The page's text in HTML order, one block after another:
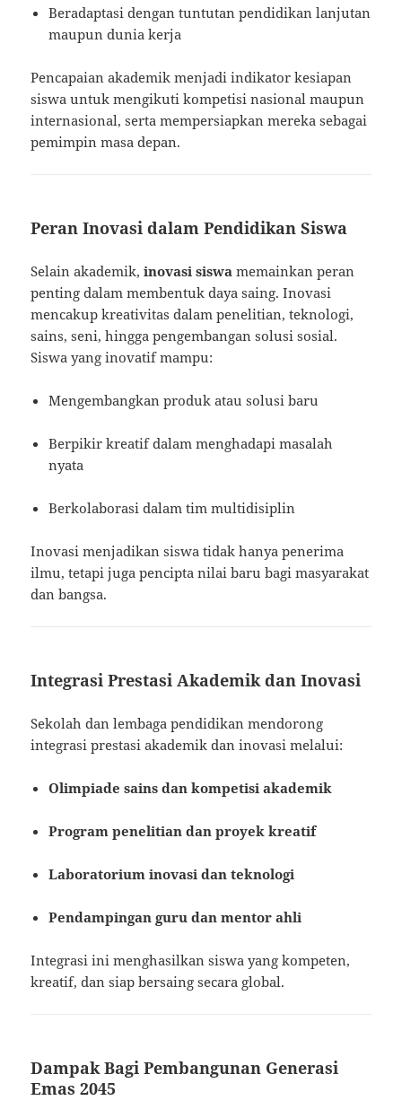
Beradaptasi dengan tuntutan pendidikan lanjutan
maupun dunia kerja
Pencapaian akademik menjadi indikator kesiapan
siswa untuk mengikuti kompetisi nasional maupun
internasional, serta mempersiapkan mereka sebagai
pemimpin masa depan.
Peran Inovasi dalam Pendidikan Siswa
Selain akademik,inovasi siswa memainkan peran
penting dalam membentuk daya saing. Inovasi
mencakup kreativitas dalam penelitian, teknologi,
sains, seni, hingga pengembangan solusi sosial.
Siswa yang inovatif mampu:
Mengembangkan produk atau solusi baru
Berpikir kreatif dalam menghadapi masalah
nyata
Berkolaborasi dalam tim multidisiplin
Inovasi menjadikan siswa tidak hanya penerima
ilmu, tetapi juga pencipta nilai baru bagi masyarakat
dan bangsa.
Integrasi Prestasi Akademik dan Inovasi
Sekolah dan lembaga pendidikan mendorong
integrasi prestasi akademik dan inovasi melalui:
Olimpiade sains dan kompetisi akademik
Program penelitian dan proyek kreatif
Laboratorium inovasi dan teknologi
Pendampingan guru dan mentor ahli
Integrasi ini menghasilkan siswa yang kompeten,
kreatif, dan siap bersaing secara global.
Dampak Bagi Pembangunan Generasi
Emas 2045